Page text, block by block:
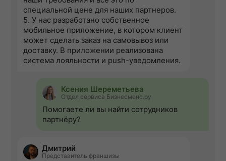
специальной цене для наших партнеров.
5. У нас разработано собственное
мобильное приложение, в котором клиент
может сделать заказ на самовывоз или
доставку. В приложении реализована
система лояльности и push-уведомления.
Ксения Шереметьева
Отдел сервиса Бизнесменс.ру
Помогаете ли вы найти сотрудников
партнёру?
Дмитрий
Представитель франшизы